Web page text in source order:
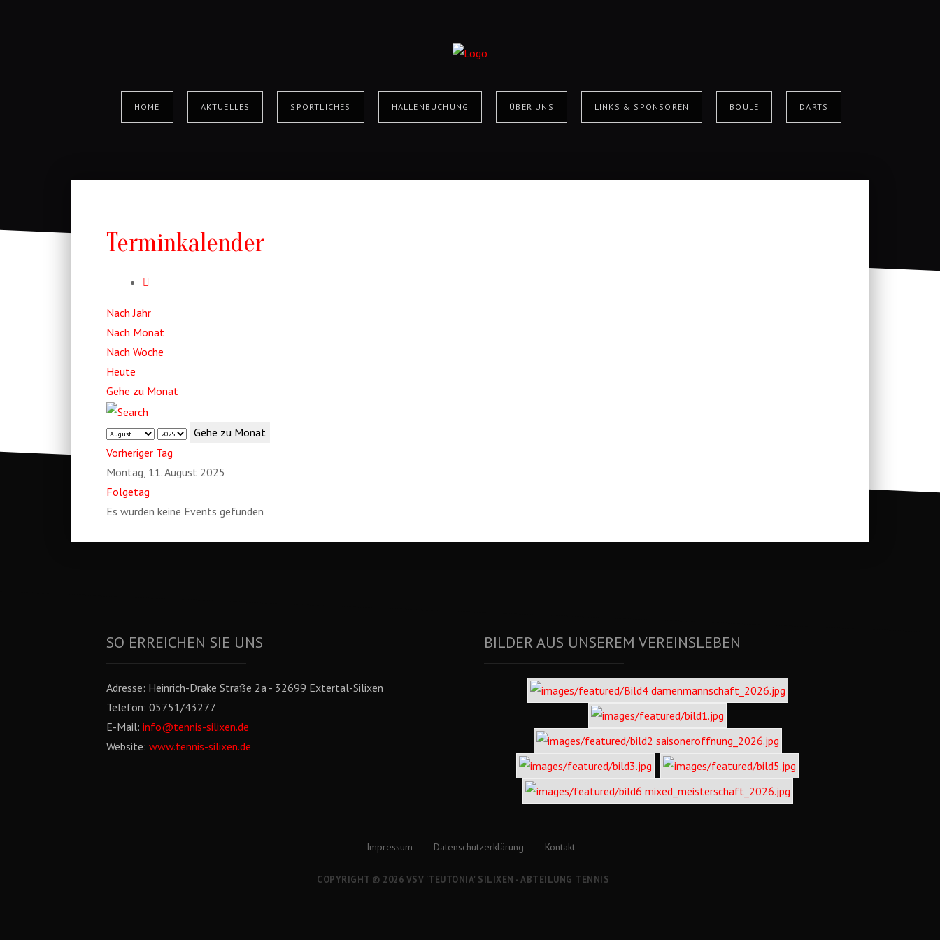
HOME AKTUELLES SPORTLICHES HALLENBUCHUNG ÜBER UNS LINKS & SPONSOREN BOULE DARTS
Terminkalender
Nach Jahr
Nach Monat
Nach Woche
Heute
Gehe zu Monat
Gehe zu Monat
Vorheriger Tag
Montag, 11. August 2025
Folgetag
Es wurden keine Events gefunden
SO ERREICHEN SIE UNS
Adresse: Heinrich-Drake Straße 2a - 32699 Extertal-Silixen
Telefon: 05751/43277
E-Mail: info@tennis-silixen.de
Website: www.tennis-silixen.de
BILDER AUS UNSEREM VEREINSLEBEN
Impressum Datenschutzerklärung Kontakt
COPYRIGHT © 2026 VSV 'TEUTONIA' SILIXEN - ABTEILUNG TENNIS